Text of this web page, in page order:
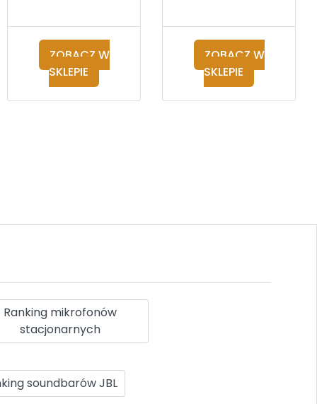
ZOBACZ W
SKLEPIE
ZOBACZ W
SKLEPIE
Ranking mikrofonów
stacjonarnych
soundbarów JBL